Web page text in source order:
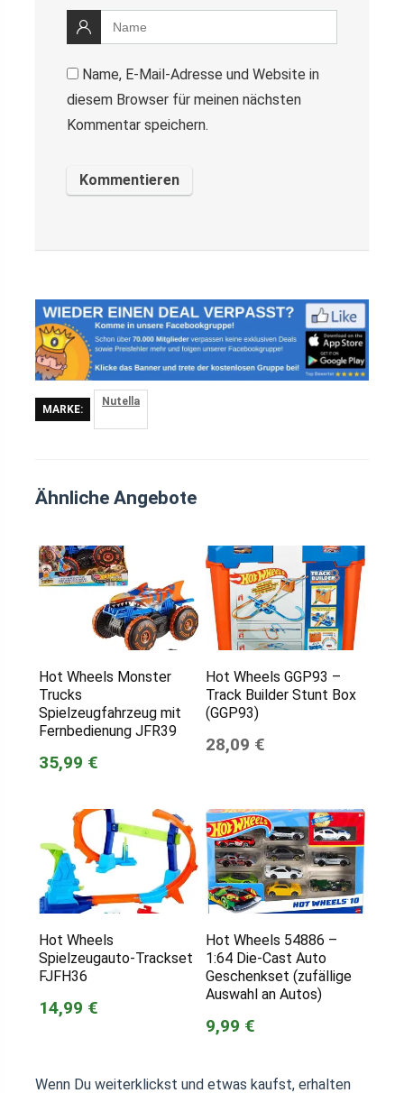
Name, E-Mail-Adresse und Website in
diesem Browser für meinen nächsten
Kommentar speichern.
MARKE:
Nutella
Ähnliche Angebote
Hot Wheels Monster
Trucks
Spielzeugfahrzeug mit
Fernbedienung JFR39
35,99 €
Hot Wheels GGP93 –
Track Builder Stunt Box
(GGP93)
28,09 €
Hot Wheels
Spielzeugauto-Trackset
FJFH36
14,99 €
Hot Wheels 54886 –
1:64 Die-Cast Auto
Geschenkset (zufällige
Auswahl an Autos)
9,99 €
Wenn Du weiterklickst und etwas kaufst, erhalten